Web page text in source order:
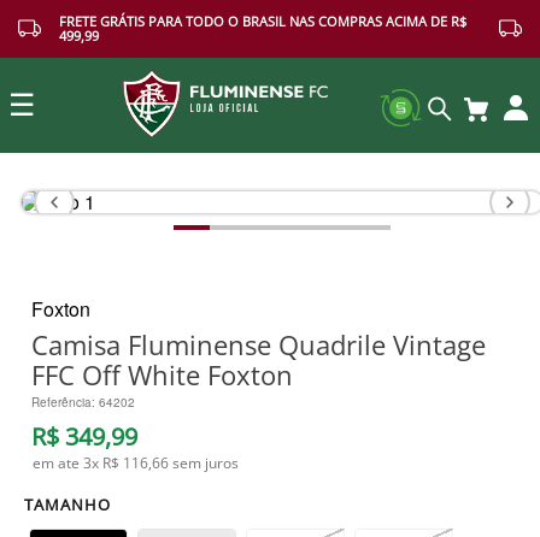
FRETE GRÁTIS PARA TODO O BRASIL NAS COMPRAS ACIMA DE R$
499,99
☰
Buscar
Foxton
Camisa Fluminense Quadrile Vintage
FFC Off White Foxton
Referência: 64202
R$ 349,99
em ate 3x R$ 116,66sem juros
TAMANHO